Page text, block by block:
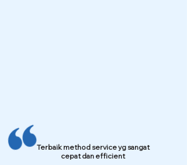
Terbaik method service yg sangat
cepat dan efficient